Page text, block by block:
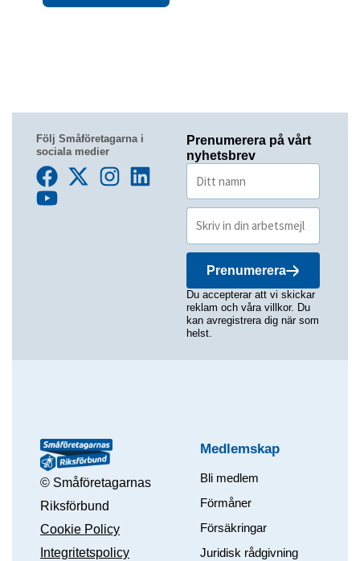
Följ Småföretagarna i
sociala medier
Prenumerera på vårt
nyhetsbrev
Prenumerera
Du accepterar att vi skickar
reklam och våra villkor. Du
kan avregistrera dig när som
helst.
© Småföretagarnas
Riksförbund
Cookie Policy
Integritetspolicy
Medlemskap
Bli medlem
Förmåner
Försäkringar
Juridisk rådgivning